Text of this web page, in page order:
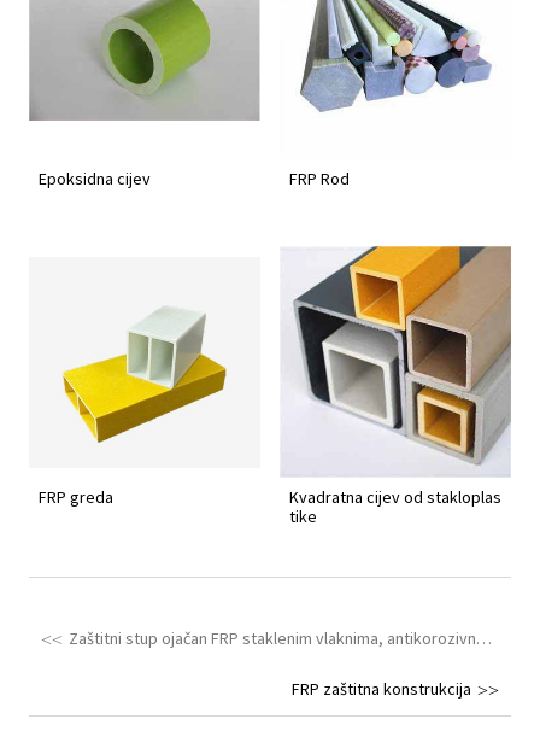
Epoksidna cijev FRP Rod
FRP greda
Kvadratna cijev od stakloplas
tike
Zaštitni stup ojačan FRP staklenim vlaknima, antikorozivna pregrada
FRP zaštitna konstrukcija